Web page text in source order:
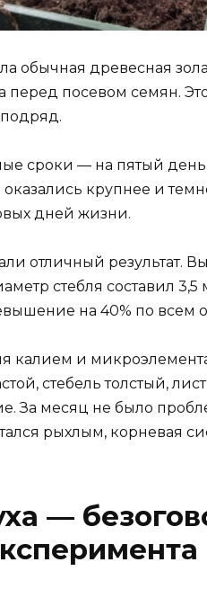
обычная древесная
перед посевом семян.
сроки — на пятый
крупнее и
дней жизни.
отличный результат.
стебля составил
на 40% по всем
калием и
стебель толстый,
За месяц не было
рыхлым, корневая
—